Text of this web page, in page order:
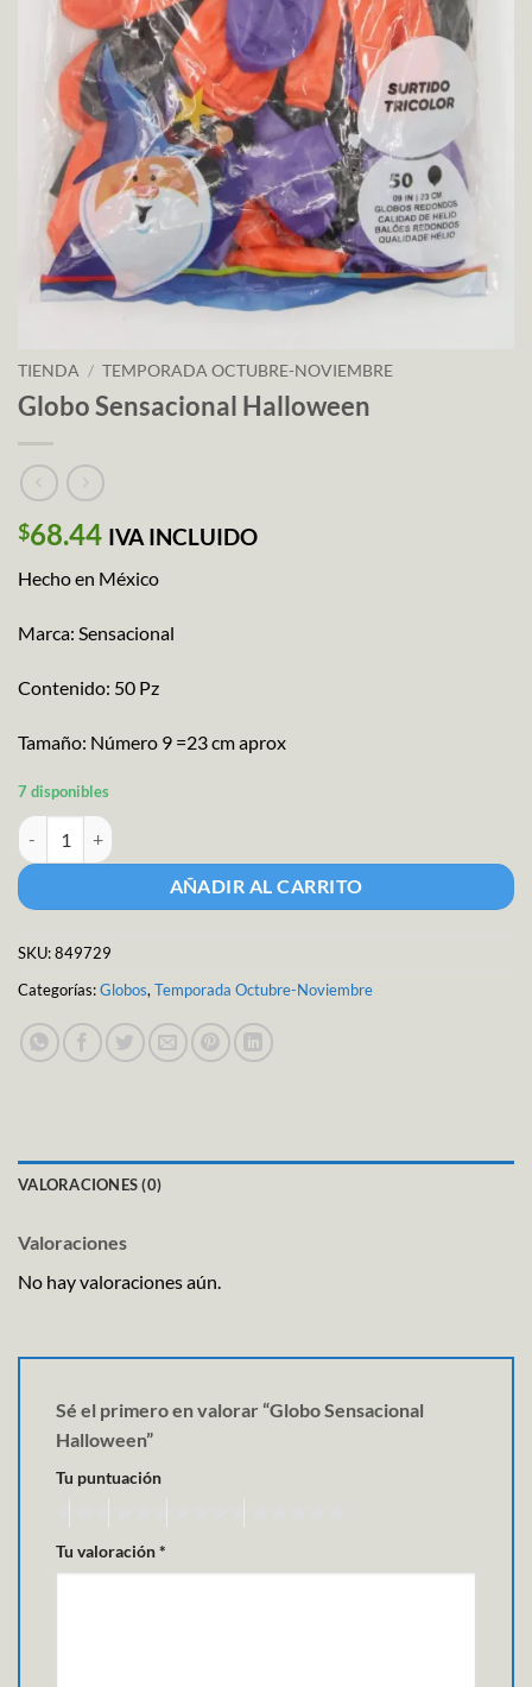
TIENDA / TEMPORADA OCTUBRE-NOVIEMBRE
Globo Sensacional Halloween
$68.44 IVA INCLUIDO
Hecho en México
Marca: Sensacional
Contenido: 50 Pz
Tamaño: Número 9 =23 cm aprox
7 disponibles
Globo Sensacional Halloween cantidad
AÑADIR AL CARRITO
SKU:849729
Categorías:Globos,Temporada Octubre-Noviembre
VALORACIONES (0)
Valoraciones
No hay valoraciones aún.
Sé el primero en valorar “Globo Sensacional
Halloween”
Tu puntuación
Tu valoración*